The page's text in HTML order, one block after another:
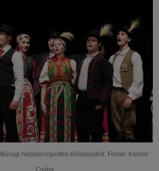
Néptáncegyüttes előadásából. Forrás: Kalmár
Csaba